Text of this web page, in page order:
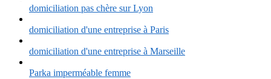
domiciliation pas chère sur Lyon
domiciliation d'une entreprise à Paris
domiciliation d'une entreprise à Marseille
Parka imperméable femme